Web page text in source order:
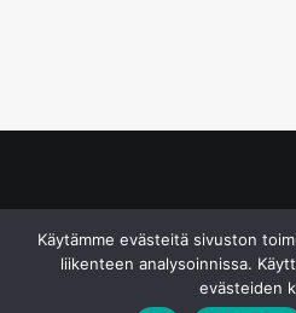
Käytämme evästeitä sivuston
liikenteen analysoinnissa.
evästeiden